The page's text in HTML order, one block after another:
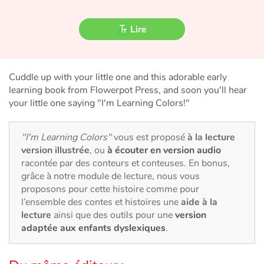
Princesses et princes, rois, reines et dragons
Héroïnes et héros
Écologie, nature, saisons
Les animaux
Voyage, épopée, enquête, aventure
Autour du monde
Lire
Cuddle up with your little one and this adorable early
learning book from Flowerpot Press, and soon you'll hear
your little one saying "I'm Learning Colors!"
"I'm Learning Colors"vous est proposéà la lecture
version illustrée, ou à écouter en version audio
racontée par des conteurs et conteuses. En bonus,
grâce à notre module de lecture, nous vous
proposons pour cette histoire comme pour
l’ensemble des contes et histoires uneaide à la
lecture ainsi que des outils pour uneversion
adaptée aux enfants dyslexiques.